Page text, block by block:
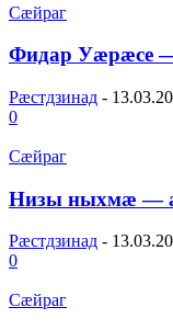
Сæйраг
Фидар Уæрæсе
Рæстдзинад -
0
Сæйраг
Низы ныхмæ —
Рæстдзинад -
0
Сæйраг